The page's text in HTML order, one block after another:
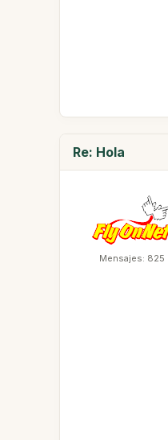
Re: Hola
Mensajes: 825